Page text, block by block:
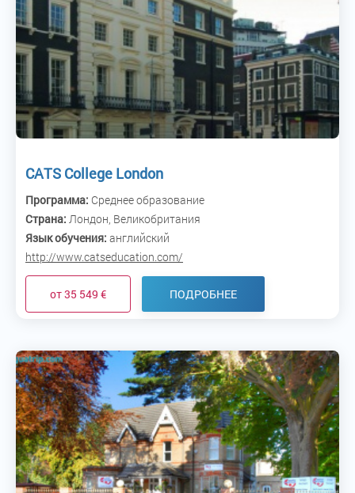
CATS College London
Программа: Среднее образование
Страна: Лондон, Великобритания
Язык обучения: английский
http://www.catseducation.com/
от 35 549 € ПОДРОБНЕЕ